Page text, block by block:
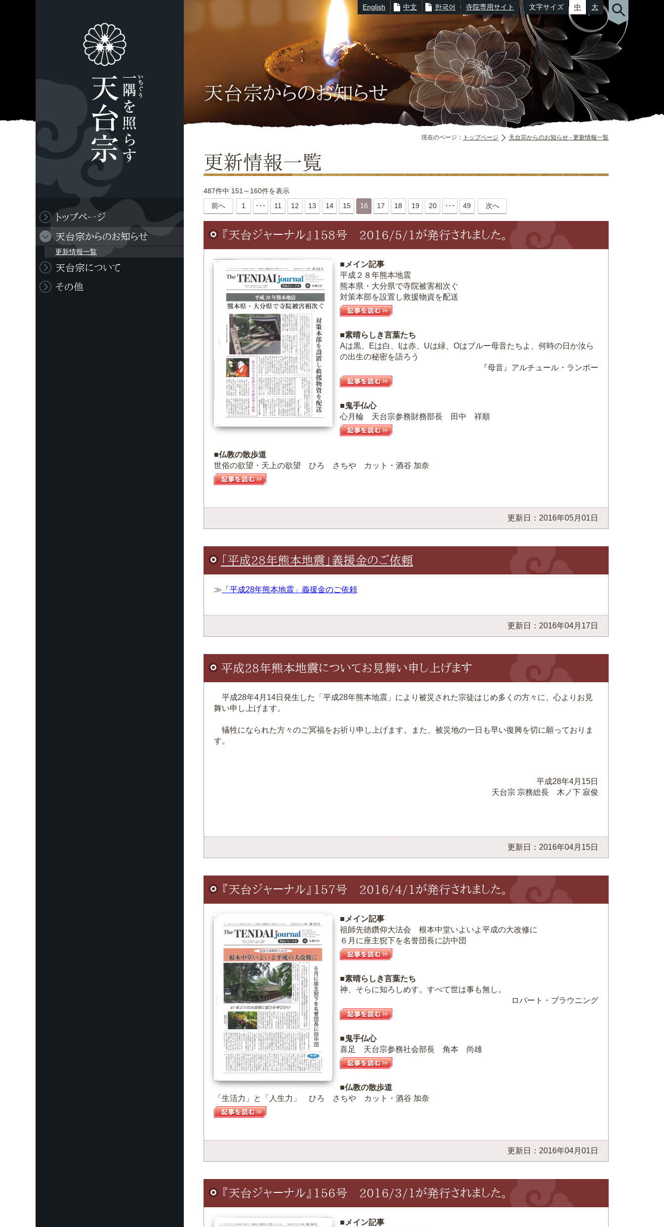
※キーワード例： 延暦寺| 滋賀教区 大津市 520-0116（郵便番号）
English 中文 한국어 寺院専用サイト 文字サイズ 中 大
現在のページ： トップページ 天台宗からのお知らせ - 更新情報一覧
天台宗からのお知らせ
更新情報一覧
487件中 151～160件を表示
前へ
1 ･･･ 11 12 13 14 15 16 17 18 19 20 ･･･ 49 次へ
『天台ジャーナル』158号 2016/5/1が発行されました。
■メイン記事
平成２８年熊本地震
熊本県・大分県で寺院被害相次ぐ
対策本部を設置し救援物資を配送
■素晴らしき言葉たち
Aは黒、Eは白、Iは赤、Uは緑、Oはブルー母音たちよ、何時の日か汝ら
の出生の秘密を語ろう
『母音』アルチュール・ランボー
■鬼手仏心
心月輪 天台宗参務財務部長 田中 祥順
■仏教の散歩道
世俗の欲望・天上の欲望 ひろ さちや カット・酒谷 加奈
更新日：2016年05月01日
「平成28年熊本地震」義援金のご依頼
≫ 「平成28年熊本地震」義援金のご依頼
更新日：2016年04月17日
平成28年熊本地震についてお見舞い申し上げます
平成28年4月14日発生した「平成28年熊本地震」により被災された宗徒はじめ多くの方々に、心よりお見
舞い申し上げます。
犠牲になられた方々のご冥福をお祈り申し上げます。また、被災地の一日も早い復興を切に願っておりま
す。
平成28年4月15日
天台宗 宗務総長 木ノ下 寂俊
更新日：2016年04月15日
『天台ジャーナル』157号 2016/4/1が発行されました。
■メイン記事
祖師先徳鑽仰大法会 根本中堂いよいよ平成の大改修に
６月に座主猊下を名誉団長に訪中団
■素晴らしき言葉たち
神、そらに知ろしめす。すべて世は事も無し。
ロバート・ブラウニング
■鬼手仏心
喜足 天台宗参務社会部長 角本 尚雄
■仏教の散歩道
「生活力」と「人生力」 ひろ さちや カット・酒谷 加奈
更新日：2016年04月01日
『天台ジャーナル』156号 2016/3/1が発行されました。
■メイン記事
トップページ
天台宗からのお知らせ
更新情報一覧
天台宗について
その他